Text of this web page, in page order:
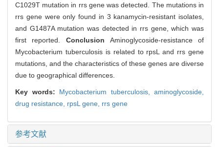
C1029T mutation in rrs gene was detected. The mutations in
rrs gene were only found in 3 kanamycin-resistant isolates,
and G1487A mutation was detected in rrs gene, which was
first reported. Conclusion Aminoglycoside-resistance of
Mycobacterium tuberculosis is related to rpsL and rrs gene
mutations, and the characteristics of these genes are diverse
due to geographical differences.
Key words: Mycobacterium tuberculosis, aminoglycoside,
drug resistance, rpsL gene, rrs gene
参考文献